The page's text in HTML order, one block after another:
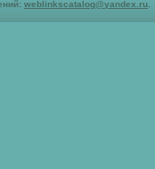
weblinkscatalog@yandex.ru